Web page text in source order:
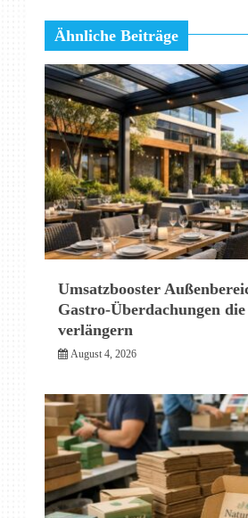
Ähnliche Beiträge
Umsatzbooster
Gastro-Überdachungen die
verlängern
August 4, 2026